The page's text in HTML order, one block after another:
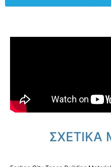
ΣΧΕΤΙΚΑ